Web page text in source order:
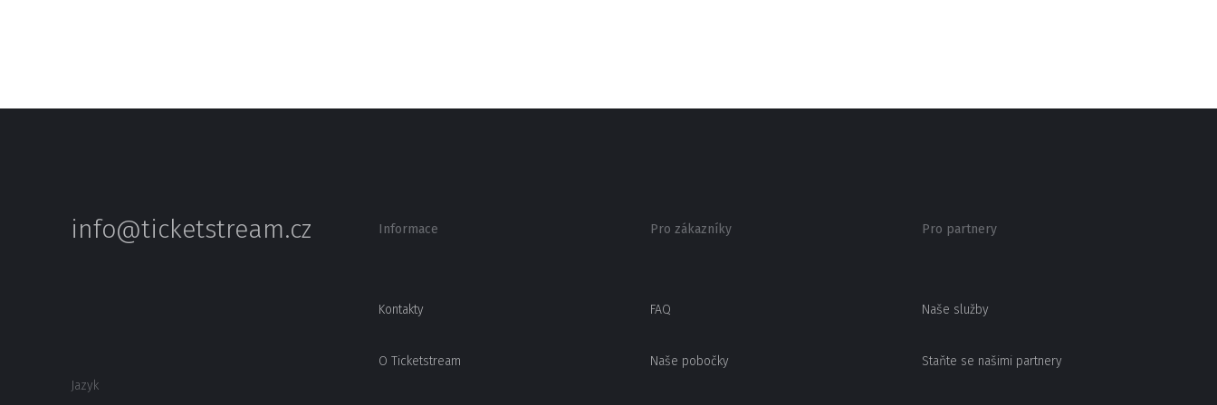
info@ticketstream.cz
Jazyk
Informace
Kontakty
O Ticketstream
Pro zákazníky
FAQ
Naše pobočky
Pro partnery
Naše služby
Staňte se našimi partnery